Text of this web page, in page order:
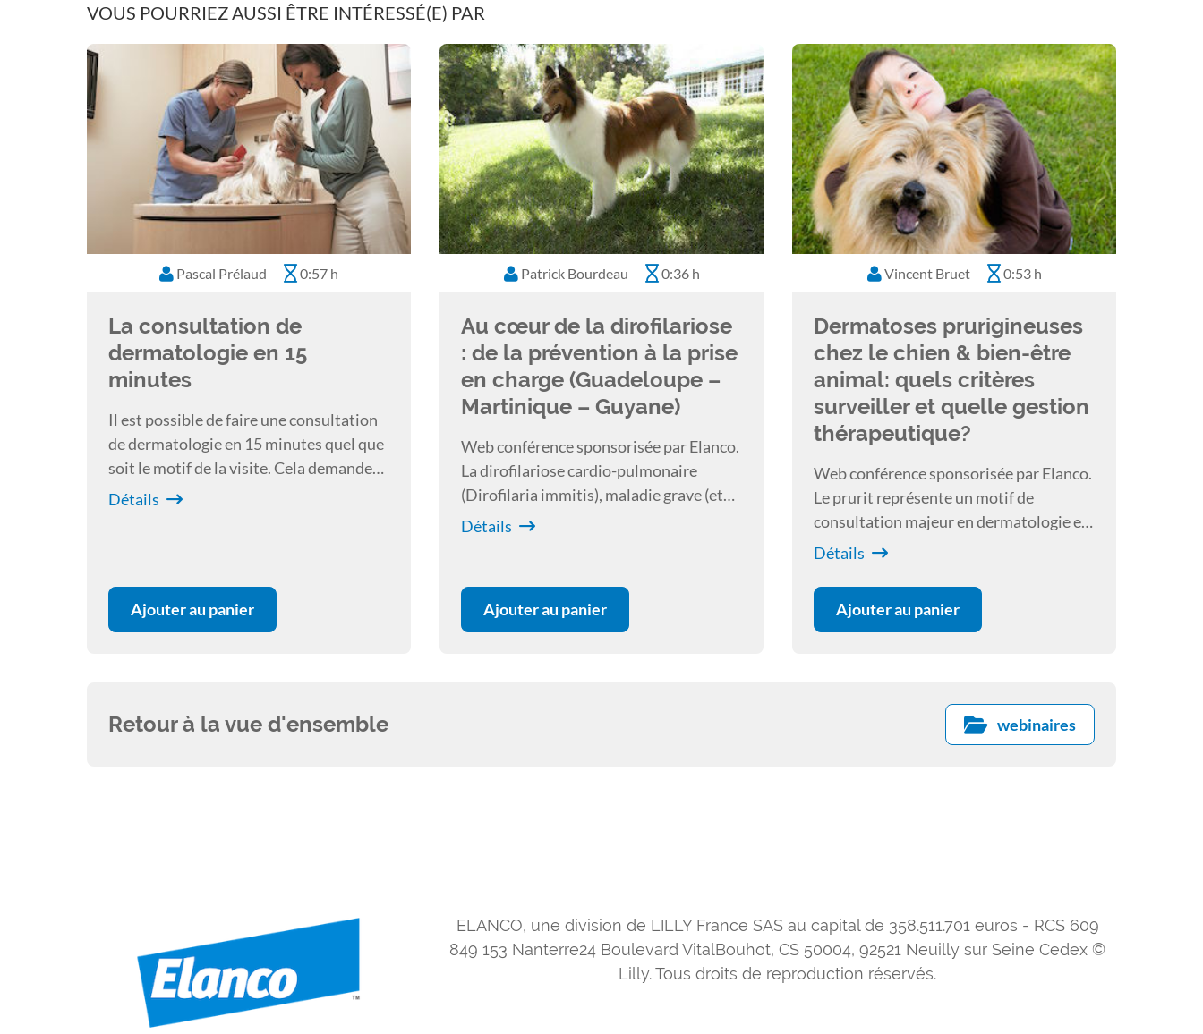
VOUS POURRIEZ AUSSI ÊTRE INTÉRESSÉ(E) PAR
Pascal Prélaud 0:57 h
La consultation de
dermatologie en 15
minutes
Il est possible de faire une consultation
de dermatologie en 15 minutes quel que
soit le motif de la visite. Cela demande
par contre une bonne organisation et
Détails
Ajouter au panier
Patrick Bourdeau 0:36 h
Au cœur de la dirofilariose
: de la prévention à la prise
en charge (Guadeloupe –
Martinique – Guyane)
Web conférence sponsorisée par Elanco.
La dirofilariose cardio-pulmonaire
(Dirofilaria immitis), maladie grave (et
potentiellement mortelle ) du chien mais
Détails
Ajouter au panier
Vincent Bruet 0:53 h
Dermatoses prurigineuses
chez le chien & bien-être
animal: quels critères
surveiller et quelle gestion
thérapeutique?
Web conférence sponsorisée par Elanco.
Le prurit représente un motif de
consultation majeur en dermatologie et
un signe clinique très souvent présent
avoir sur le bien-être de l'animal?
Comment l'estimer? Y a-t-il une
abordés lors de la présentation.
Détails
Ajouter au panier
Retour à la vue d'ensemble webinaires
ELANCO, une division de LILLY France SAS au capital de 358.511.701 euros - RCS 609
849 153 Nanterre24 Boulevard VitalBouhot, CS 50004, 92521 Neuilly sur Seine Cedex ©
Lilly. Tous droits de reproduction réservés.